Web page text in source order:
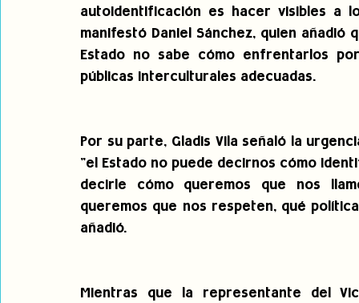
autoidentificación es hacer visibles a
manifestó Daniel Sánchez, quien
Estado no sabe cómo enfrentarlos
públicas interculturales adecuadas.
Por su parte, Gladis Vila señaló la
"el Estado no puede decirnos cómo
decirle cómo queremos que nos
queremos que nos respeten, qué
añadió.
Mientras que la representante del